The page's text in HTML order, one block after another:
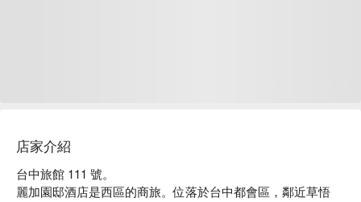
店家介紹
台中旅館 111 號。
麗加園邸酒店是西區的商旅。位落於台中都會區，鄰近草悟